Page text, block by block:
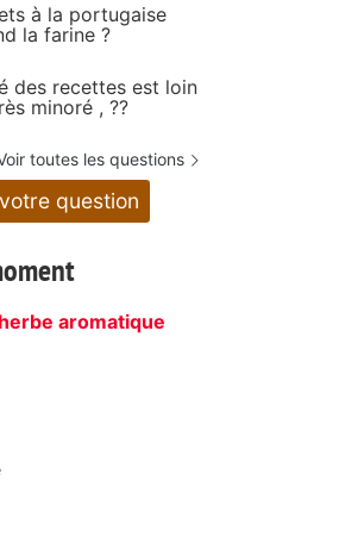
à la portugaise
la farine ?
des recettes est loin
minoré , ??
toutes les questions
question
aromatique